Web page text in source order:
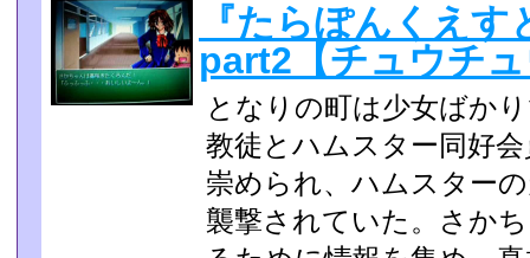
『たらぽんくえ
part2【チュウチ
となりの町は少女ばか
教徒とハムスター同好
崇められ、ハムスター
襲撃されていた。さか